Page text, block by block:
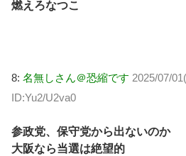
燃えろなつこ
8: 名無しさん＠恐縮です 2025/07/
ID:Yu2/U2va0
参政党、保守党から出ないのか
大阪なら当選は絶望的